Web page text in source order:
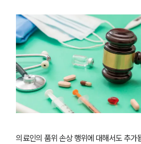
의료인의 품위 손상 행위에 대해서도 추가